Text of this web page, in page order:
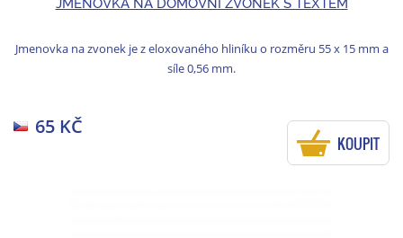
JMENOVKA NA DOMOVNÍ ZVONEK S TEXTEM
Jmenovka na zvonek je z eloxovaného hliníku o rozměru 55 x 15 mm a
síle 0,56 mm.
65 KČ
KOUPIT